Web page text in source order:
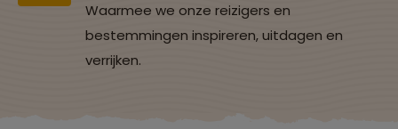
Waarmee we onze reizigers en
bestemmingen inspireren, uitdagen en
verrijken.